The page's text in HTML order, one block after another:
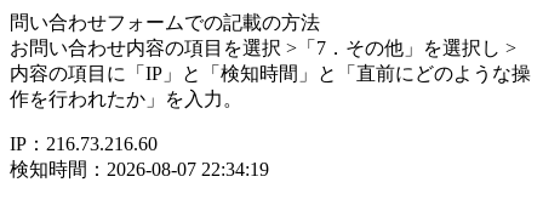
問い合わせフォームでの記載の方法
お問い合わせ内容の項目を選択 >「7．その他」を選択し >
内容の項目に「IP」と「検知時間」と「直前にどのような操
作を行われたか」を入力。
IP：216.73.216.60
検知時間：2026-08-07 22:34:19